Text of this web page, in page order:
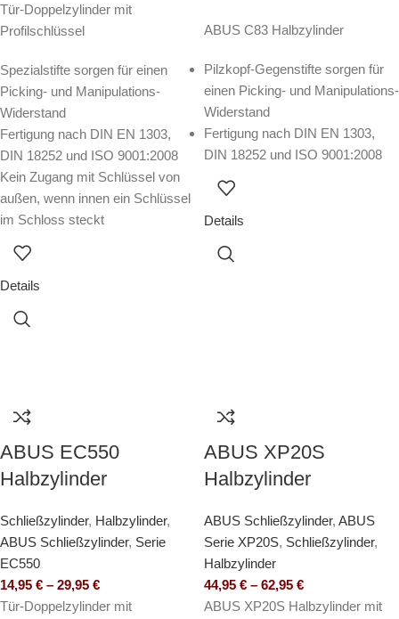
Tür-Doppelzylinder mit
Profilschlüssel
Spezialstifte sorgen für einen
Picking- und Manipulations-
Widerstand
Fertigung nach DIN EN 1303,
DIN 18252 und ISO 9001:2008
Kein Zugang mit Schlüssel von
außen, wenn innen ein Schlüssel
im Schloss steckt
Details
ABUS C83 Halbzylinder
Pilzkopf-Gegenstifte sorgen für
einen Picking- und Manipulations-
Widerstand
Fertigung nach DIN EN 1303,
DIN 18252 und ISO 9001:2008
Details
ABUS EC550
Halbzylinder
Schließzylinder, Halbzylinder,
ABUS Schließzylinder, Serie
EC550
14,95 € – 29,95 €
Tür-Doppelzylinder mit
ABUS XP20S
Halbzylinder
ABUS Schließzylinder, ABUS
Serie XP20S, Schließzylinder,
Halbzylinder
44,95 € – 62,95 €
ABUS XP20S Halbzylinder mit